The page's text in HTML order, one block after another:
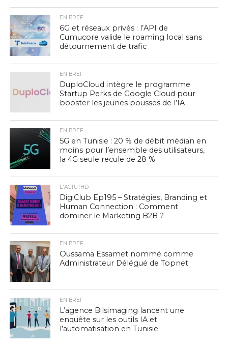
EN BREF
6G et réseaux privés : l’API de
Cumucore valide le roaming local sans
détournement de trafic
EN BREF
DuploCloud intègre le programme
Startup Perks de Google Cloud pour
booster les jeunes pousses de l’IA
EN BREF
5G en Tunisie : 20 % de débit médian en
moins pour l’ensemble des utilisateurs,
la 4G seule recule de 28 %
L'ACTUTHD
DigiClub Ep195 – Stratégies, Branding et
Human Connection : Comment
dominer le Marketing B2B ?
EN BREF
Oussama Essamet nommé comme
Administrateur Délégué de Topnet
EN BREF
L’agence Bilsimaging lancent une
enquête sur les outils IA et
l’automatisation en Tunisie